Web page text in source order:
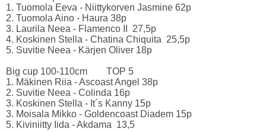
1. Tuomola Eeva - Niittykorven Jasmine 62p
2. Tuomola Aino - Haura 38p
3. Laurila Neea - Flamenco II 27,5p
4. Koskinen Stella - Chatina Chiquita 25,5p
5. Suvitie Neea - Kärjen Oliver 18p
Big cup 100-110cm TOP 5
1. Mäkinen Riia - Ascoast Angel 38p
2. Suvitie Neea - Colinda 16p
3. Koskinen Stella - It´s Kanny 15p
3. Moisala Mikko - Goldencoast Diadem 15p
5. Kiviniitty Iida - Akdama 13,5